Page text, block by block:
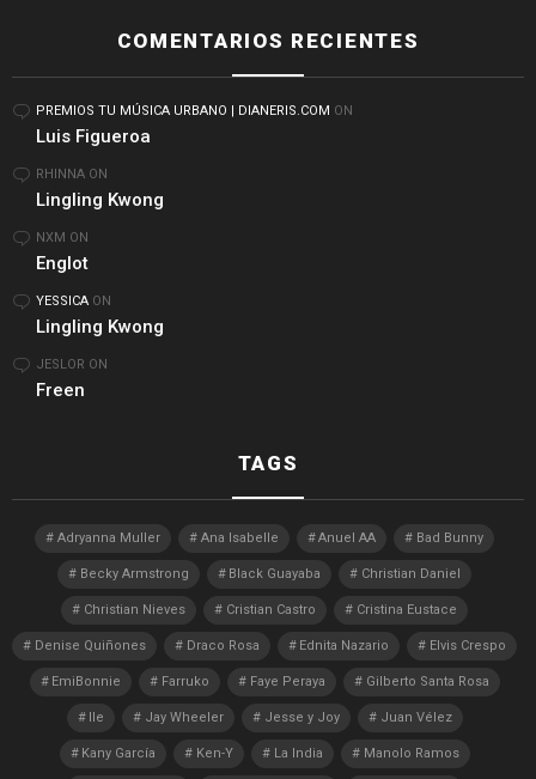
COMENTARIOS RECIENTES
PREMIOS TU MÚSICA URBANO | DIANERIS.COM ON
Luis Figueroa
RHINNA ON
Lingling Kwong
NXM ON
Englot
YESSICA ON
Lingling Kwong
JESLOR ON
Freen
TAGS
Adryanna Muller Ana Isabelle Anuel AA Bad Bunny
Becky Armstrong Black Guayaba Christian Daniel
Christian Nieves Cristian Castro Cristina Eustace
Denise Quiñones Draco Rosa Ednita Nazario Elvis Crespo
EmiBonnie Farruko Faye Peraya Gilberto Santa Rosa
Ile Jay Wheeler Jesse y Joy Juan Vélez
Kany García Ken-Y La India Manolo Ramos